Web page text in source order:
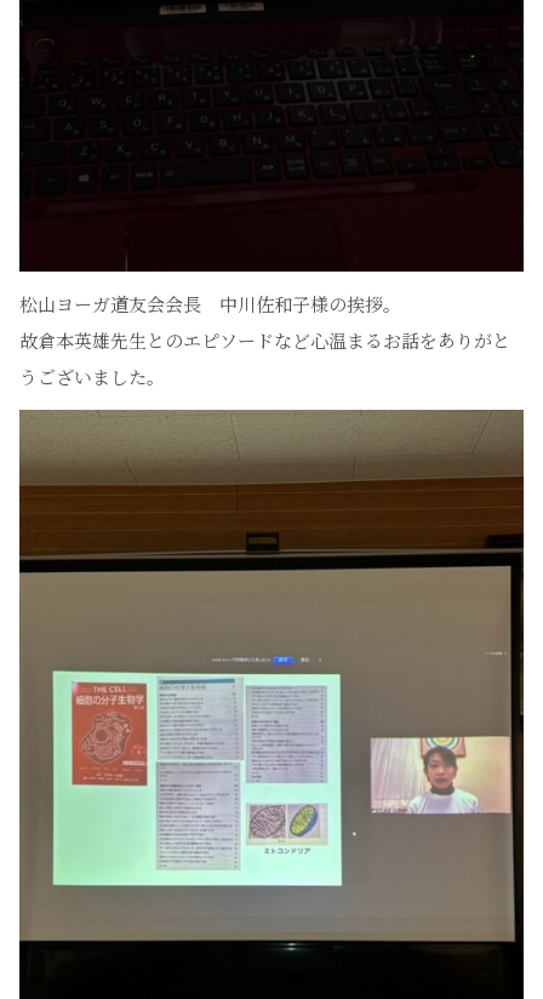
松山ヨーガ道友会会長 中川佐和子様の挨拶。
故倉本英雄先生とのエピソードなど心温まるお話をありがと
うございました。